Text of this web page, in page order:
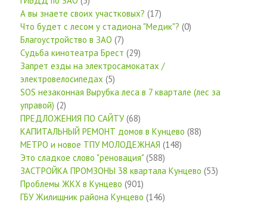
А вы знаете своих участковых? (17)
Что будет с лесом у стадиона "Медик"? (0)
Благоустройство в ЗАО (7)
Судьба кинотеатра Брест (29)
Запрет езды на электросамокатах /
электровелосипедах (5)
SOS незаконная Вырубка леса в 7 квартале (лес за
управой) (2)
ПРЕДЛОЖЕНИЯ ПО САЙТУ(68)
КАПИТАЛЬНЫЙ РЕМОНТ домов в Кунцево (88)
МЕТРО и новое ТПУ МОЛОДЕЖНАЯ (148)
Это сладкое слово "реновация" (588)
ЗАСТРОЙКА ПРОМЗОНЫ 38 квартала Кунцево (53)
Проблемы ЖКХ в Кунцево (901)
ГБУ Жилищник района Кунцево (146)